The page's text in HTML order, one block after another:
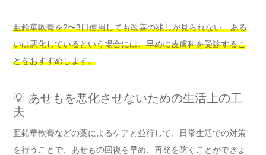
亜鉛華軟膏を2〜3日使用しても改善の兆しが見られない、ある
いは悪化しているという場合には、早めに皮膚科を受診するこ
とをおすすめします。
💡 あせもを悪化させないための生活上の工
夫
亜鉛華軟膏などの薬によるケアと並行して、日常生活での対策
を行うことで、あせもの回復を早め、再発を防ぐことができま